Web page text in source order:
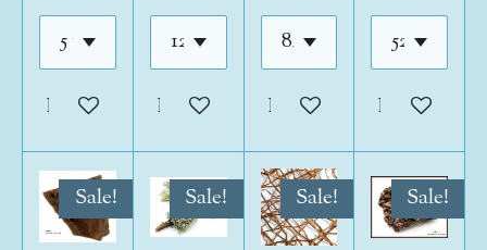
In den WarenkorbIn den WarenkorbIn den Warenkorb
In den
Sale! Sale! Sale! Sale!